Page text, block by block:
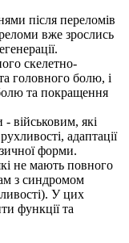
після переломів
вже зрослись
скелетно-
головного болю, і
та покращення
військовим, які
адаптації
форми.
не мають повного
з синдромом
У цих
функції та